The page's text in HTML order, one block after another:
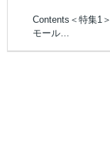
Contents＜特集1
モール…